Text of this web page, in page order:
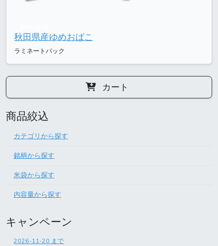
カート
商品絞込
カテゴリから探す
銘柄から探す
米袋から探す
内容量から探す
キャンペーン
2026-11-20 まで
秋田県産ゆめおばこ
ラミネートパック